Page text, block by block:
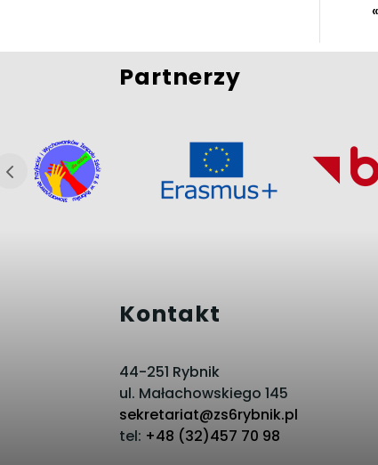
Partnerzy
Kontakt
44-251 Rybnik
ul. Małachowskiego 145
sekretariat@zs6rybnik.pl
tel: +48 (32)457 70 98